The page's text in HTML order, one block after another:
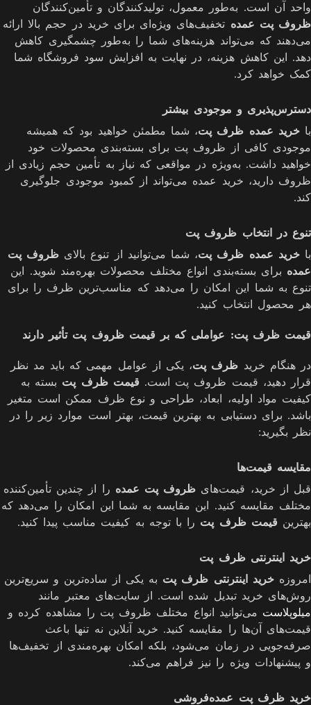
واحد آن است. به‌طور معمول، تولیدکنندگان و تأمین‌کنندگان
ظروف پت عمده تخفیف‌های ویژه‌ای برای خرید در حجم بالا ارائه
می‌دهند که می‌تواند هزینه‌های شما را به‌طور چشمگیری کاهش
دهد. این کاهش هزینه، در نهایت به افزایش سود فروشگاه شما
کمک خواهد کرد.
دسترس‌پذیری و موجودی بیشتر
باخرید عمده ظرف پت، شما مطمئن خواهید بود که همیشه
موجودی کافی از ظروف پت برای بسته‌بندی محصولات خود
خواهید داشت. به‌ویژه در مواقعی که نیاز به تأمین حجم زیادی از
ظروف دارید، خرید عمده می‌تواند از کمبود موجودی جلوگیری
کند.
تنوع در انتخاب ظروف پت
باخرید عمده ظرف پت، شما می‌توانید از تنوع بالایظروف پت
عمده برای بسته‌بندی انواع مختلف محصولات بهره‌مند شوید. این
تنوع به شما این امکان را می‌دهد که مناسب‌ترین ظرف را برای
هر محصول انتخاب کنید.
قیمت ظرف پت: عواملی که بر قیمت ظروف پت تأثیر دارند
در هنگام خرید ظرف پت، یکی از عوامل مهمی که باید مد نظر
قرار دهید، قیمت ظروف پت است. قیمت ظرف پت بسته به
کیفیت مواد اولیه، ابعاد، طراحی و نوع ظرف ممکن است متغیر
باشد. برای دستیابی به بهترین قیمت، بهتر است موارد زیر را در
نظر بگیرید:
مقایسه قیمت‌ها
قبل از خرید، قیمت‌های ظروف پت عمده را از چندین تأمین‌کننده
مختلف مقایسه کنید. این مقایسه به شما این امکان را می‌دهد که
بهترین قیمت ظرف پت را با توجه به کیفیت مناسب پیدا کنید.
خرید اینترنتی ظرف پت
امروزهخرید اینترنتی ظرف پت به یکی از ساده‌ترین و سریع‌ترین
روش‌های خرید تبدیل شده است. از سایت‌های معتبر مانند
میلوپلاست می‌توانید انواع مختلف ظروف پت را مشاهده کرده و
قیمت‌های آن‌ها را مقایسه کنید. خرید آنلاین نه تنها باعث
صرفه‌جویی در زمان می‌شود، بلکه امکان بهره‌مندی از تخفیف‌ها
و پیشنهادات ویژه را نیز فراهم می‌کند.
خرید ظرف پت عمده‌فروشی